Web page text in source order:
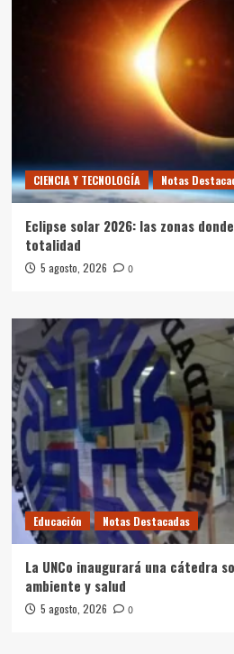
CIENCIA Y TECNOLOGÍA Notas
Eclipse solar 2026: las zonas
totalidad
5 agosto, 2026 0
Educación Notas Destacadas
La UNCo inaugurará una cátedra
ambiente y salud
5 agosto, 2026 0